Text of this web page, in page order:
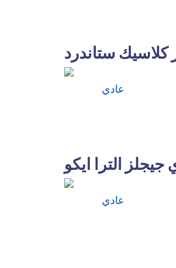
كلاسيك ستاندرد
عادي
جيجلز الترا ايكو
عادي